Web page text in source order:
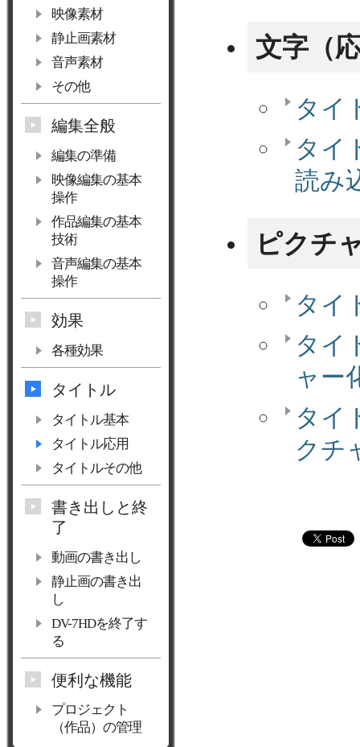
文字（
タイ
タイ
読み
ピクチ
タイ
タイ
ャー
タイ
クチ
映像素材
静止画素材
音声素材
その他
編集全般
編集の準備
映像編集の基本
操作
作品編集の基本
技術
音声編集の基本
操作
効果
各種効果
タイトル
タイトル基本
タイトル応用
タイトルその他
書き出しと終
了
動画の書き出し
静止画の書き出
し
DV-7HDを終了す
る
便利な機能
プロジェクト
（作品）の管理